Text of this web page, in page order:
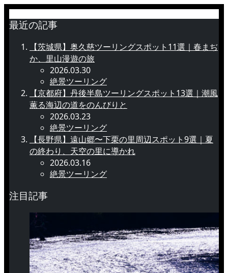
最近の記事
【茨城県】奥久慈ツーリングスポット11選｜春まぢ
か、里山漫遊の旅
2026.03.30
絶景ツーリング
【京都府】丹後半島ツーリングスポット13選｜潮風
薫る海辺の道をのんびりと
2026.03.23
絶景ツーリング
【長野県】遠山郷〜下栗の里周辺スポット9選｜夏
の終わり、天空の里に導かれ
2026.03.16
絶景ツーリング
注目記事